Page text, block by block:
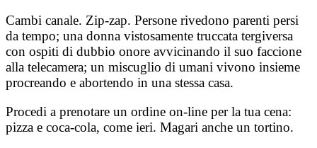
Cambi canale. Zip-zap. Persone rivedono parenti persi
da tempo; una donna vistosamente truccata tergiversa
con ospiti di dubbio onore avvicinando il suo faccione
alla telecamera; un miscuglio di umani vivono insieme
procreando e abortendo in una stessa casa.
Procedi a prenotare un ordine on-line per la tua cena:
pizza e coca-cola, come ieri. Magari anche un tortino.